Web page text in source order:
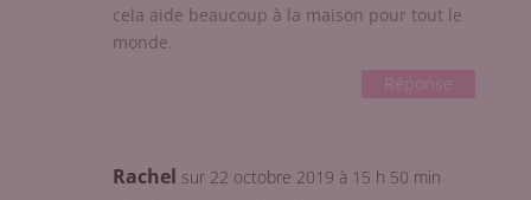
cela aide beaucoup à la maison pour tout le
monde.
Réponse
Rachel sur 22 octobre 2019 à 15 h 50 min